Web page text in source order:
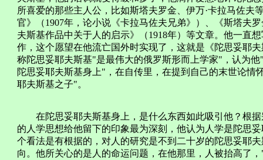
所喜爱的那些主人公，比如斯塔夫罗金、伊万·卡拉马佐夫
官》（1907年，论小说《卡拉马佐夫兄弟》）、《斯塔夫
夫斯基作品中关于人的启示》（1918年）等文章。他一直
作，这个愿望在他流亡国外时实现了，这就是《陀思妥耶
称陀思妥耶夫斯基"是最伟大的俄罗斯形而上学家"，认为
陀思妥耶夫斯基身上"，在自传里，在提到自己的末世论
耶夫斯基之子"。
在陀思妥耶夫斯基身上，是什么东西如此吸引他？根据
的人学思想给他留下的印象最为深刻，他认为人学是陀思
个看法是有根据的，对人的研究是不到二十岁的陀思妥耶
向。他所关心的是人的命运问题，在他那里，人被抬高了